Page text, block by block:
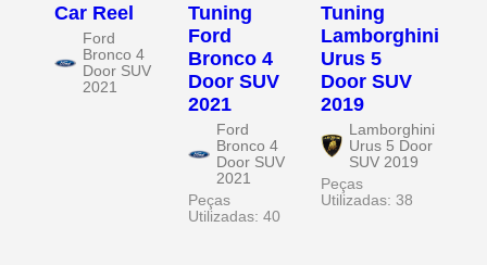
Car Reel
Ford
Bronco 4
Door SUV
2021
Tuning
Ford
Bronco 4
Door SUV
2021
Ford
Bronco 4
Door SUV
2021
Peças
Utilizadas: 40
Tuning
Lamborghini
Urus 5
Door SUV
2019
Lamborghini
Urus 5 Door
SUV 2019
Peças
Utilizadas: 38